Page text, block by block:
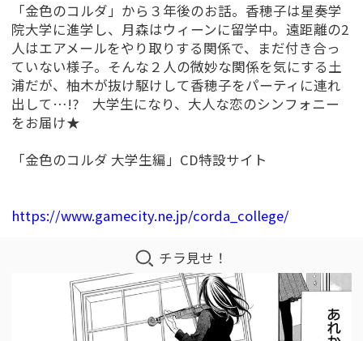
「金色のコルダ」から３年後のお話。香穂子は星奏学
院大学に進学し、月森はウィーンに留学中。遠距離の2
人はエアメールをやり取りする関係で、まだ付き合っ
ていない様子。そんな２人の微妙な関係を気にする土
浦だが、柚木が抜け駆けして香穂子をパーティに連れ
出して…!? 大学生になり、大人な恋のシンフォニー
をお届け★
「金色のコルダ 大学生編」CD特設サイト
https://www.gamecity.ne.jp/corda_college/
チラ見せ！